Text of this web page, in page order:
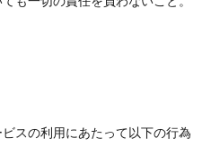
スの利用にあたって以下の行為